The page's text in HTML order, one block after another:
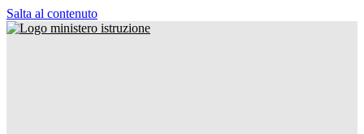
Salta al contenuto